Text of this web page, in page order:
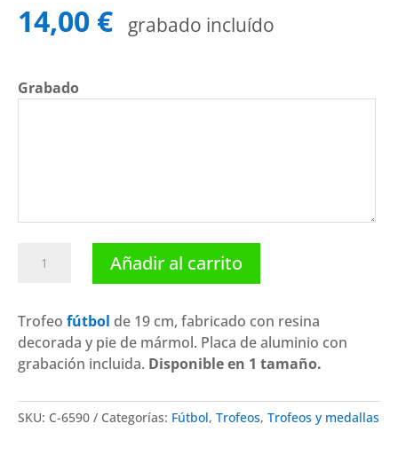
14,00 € grabado incluído
Grabado
fútbol
C-
6590.
Disponible
tamaño
cantidad
Añadir al carrito
Trofeo fútbol de 19 cm, fabricado con resina
decorada y pie de mármol. Placa de aluminio con
grabación incluida. Disponible en 1 tamaño.
SKU: C-6590 Categorías: Fútbol, Trofeos, Trofeos y medallas